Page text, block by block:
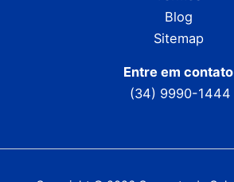
Blog
Sitemap
Entre em contato
(34) 9990-1444